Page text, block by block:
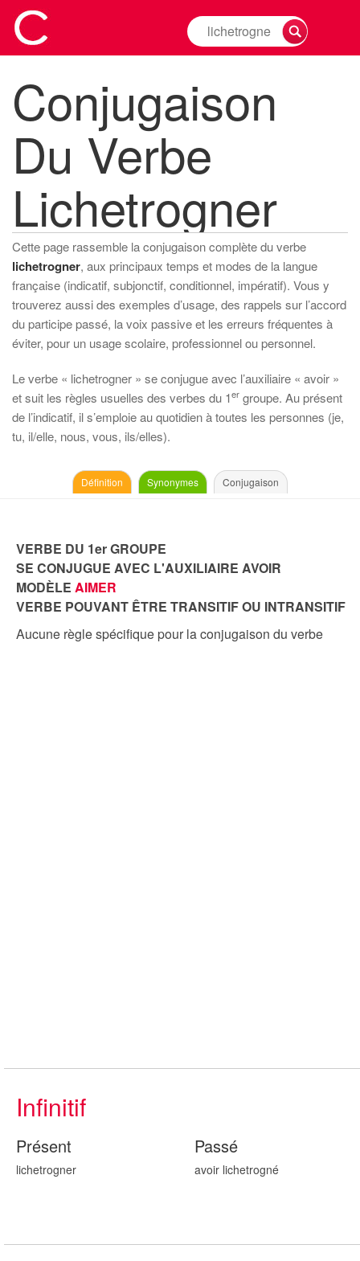
Rechercher
la
d'un
verbe
Conjugaison
Du Verbe
Lichetrogner
Cette page rassemble la conjugaison complète du verbe
lichetrogner, aux principaux temps et modes de la langue
française (indicatif, subjonctif, conditionnel, impératif). Vous y
trouverez aussi des exemples d’usage, des rappels sur l’accord
du participe passé, la voix passive et les erreurs fréquentes à
éviter, pour un usage scolaire, professionnel ou personnel.
Le verbe « lichetrogner » se conjugue avec l’auxiliaire « avoir »
et suit les règles usuelles des verbes du 1er groupe. Au présent
de l’indicatif, il s’emploie au quotidien à toutes les personnes (je,
tu, il/elle, nous, vous, ils/elles).
Définition Synonymes Conjugaison
VERBE DU 1er GROUPE
SE CONJUGUE AVEC L'AUXILIAIRE AVOIR
MODÈLE AIMER
VERBE POUVANT ÊTRE TRANSITIF OU INTRANSITIF
Aucune règle spécifique pour la conjugaison du verbe
Infinitif
Présent
lichetrogner
Passé
avoir lichetrogné